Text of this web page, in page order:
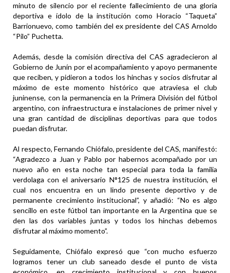
minuto de silencio por el reciente fallecimiento de una gloria
deportiva e ídolo de la institución como Horacio “Taqueta”
Barrionuevo, como también del ex presidente del CAS Arnoldo
“Pilo” Puchetta.
Además, desde la comisión directiva del CAS agradecieron al
Gobierno de Junín por el acompañamiento y apoyo permanente
que reciben, y pidieron a todos los hinchas y socios disfrutar al
máximo de este momento histórico que atraviesa el club
juninense, con la permanencia en la Primera División del fútbol
argentino, con infraestructura e instalaciones de primer nivel y
una gran cantidad de disciplinas deportivas para que todos
puedan disfrutar.
Al respecto, Fernando Chiófalo, presidente del CAS, manifestó:
“Agradezco a Juan y Pablo por habernos acompañado por un
nuevo año en esta noche tan especial para toda la familia
verdolaga con el aniversario N°125 de nuestra institución, el
cual nos encuentra en un lindo presente deportivo y de
permanente crecimiento institucional”, y añadió: “No es algo
sencillo en este fútbol tan importante en la Argentina que se
den las dos variables juntas y todos los hinchas debemos
disfrutar al máximo momento”.
Seguidamente, Chiófalo expresó que “con mucho esfuerzo
logramos tener un club saneado desde el punto de vista